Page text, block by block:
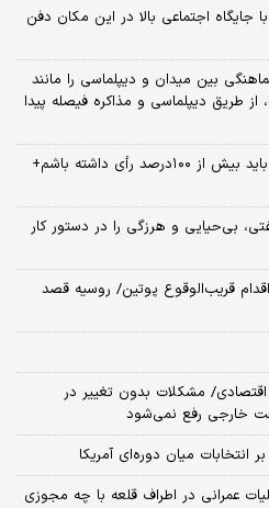
اجتماعی بالا در این مکان دفن
بین میدان و دیپلماسی را مانند
طریق دیپلماسی و مذاکره فیصله پیدا
ترامپ: در نظرسنجی‌های اقتصادی باید بیش از ۱۰۰درصد رأی داشته باشم+
بی‌حیایی و هرزگی را در دستور کار
اقدام قریب‌الوقوع پوتین/ روسیه قصد
مشکلات بدون تغییر در
خارجی رفع نمی‌شود
انتخابات میان دوره‌ای آمریکا
عمرانی در اطراف قلعه با چه مجوزی